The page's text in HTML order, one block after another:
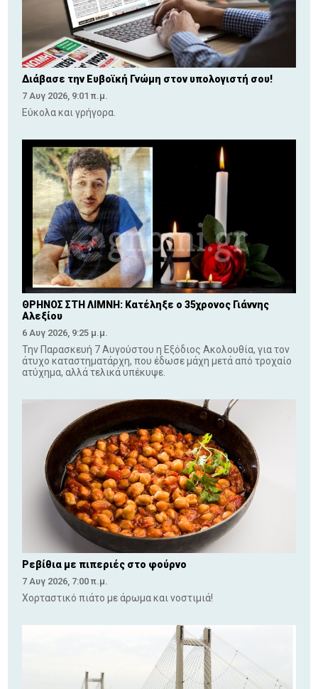
Διάβασε την Ευβοϊκή Γνώμη στον υπολογιστή σου!
7 Αυγ 2026, 9:01 π.μ.
Εύκολα και γρήγορα.
ΘΡΗΝΟΣ ΣΤΗ ΛΙΜΝΗ: Κατέληξε ο 35χρονος Γιάννης
Αλεξίου
6 Αυγ 2026, 9:25 μ.μ.
Την Παρασκευή 7 Αυγούστου η Εξόδιος Ακολουθία, για τον
άτυχο καταστηματάρχη, που έδωσε μάχη μετά από τροχαίο
ατύχημα, αλλά τελικά υπέκυψε.
Ρεβίθια με πιπεριές στο φούρνο
7 Αυγ 2026, 7:00 π.μ.
Χορταστικό πιάτο με άρωμα και νοστιμιά!